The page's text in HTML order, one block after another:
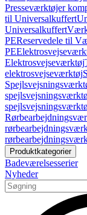
Presseværktøjer
til Universalkuffert
Universalkuffert
PEReservedele til
PE
Elektrosvejseværktøj
elektrosvejseværktøj
Produktkategorier
Badeværelsesserier
Nyheder